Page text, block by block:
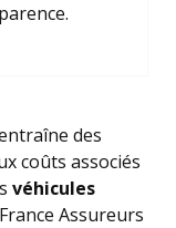
des
coûts associés
véhicules
Assureurs